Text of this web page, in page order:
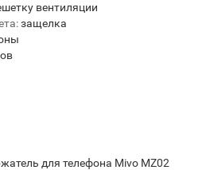
вентиляции
защелка
для телефона Mivo MZ02